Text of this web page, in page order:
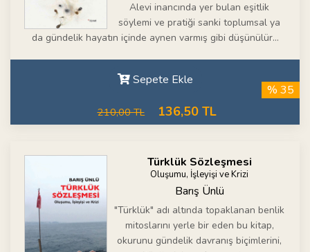
Alevi inancında yer bulan eşitlik
söylemi ve pratiği sanki toplumsal ya
da gündelik hayatın içinde aynen varmış gibi düşünülür...
Sepete Ekle
210,00 TL 136,50 TL
% 35
Türklük Sözleşmesi
Oluşumu, İşleyişi ve Krizi
Barış Ünlü
"Türklük" adı altında topaklanan benlik
mitoslarını yerle bir eden bu kitap,
okurunu gündelik davranış biçimlerini,